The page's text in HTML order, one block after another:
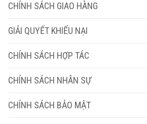
CHÍNH SÁCH GIAO HÀNG
GIẢI QUYẾT KHIẾU NẠI
CHÍNH SÁCH HỢP TÁC
CHÍNH SÁCH NHÂN SỰ
CHÍNH SÁCH BẢO MẬT